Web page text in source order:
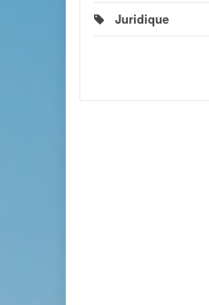
Juridique